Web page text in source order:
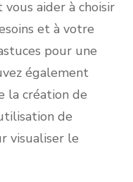
aider à choisir
et à votre
pour une
également
la création de
de
visualiser le